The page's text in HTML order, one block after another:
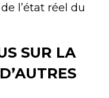
l’état réel du
SUR LA